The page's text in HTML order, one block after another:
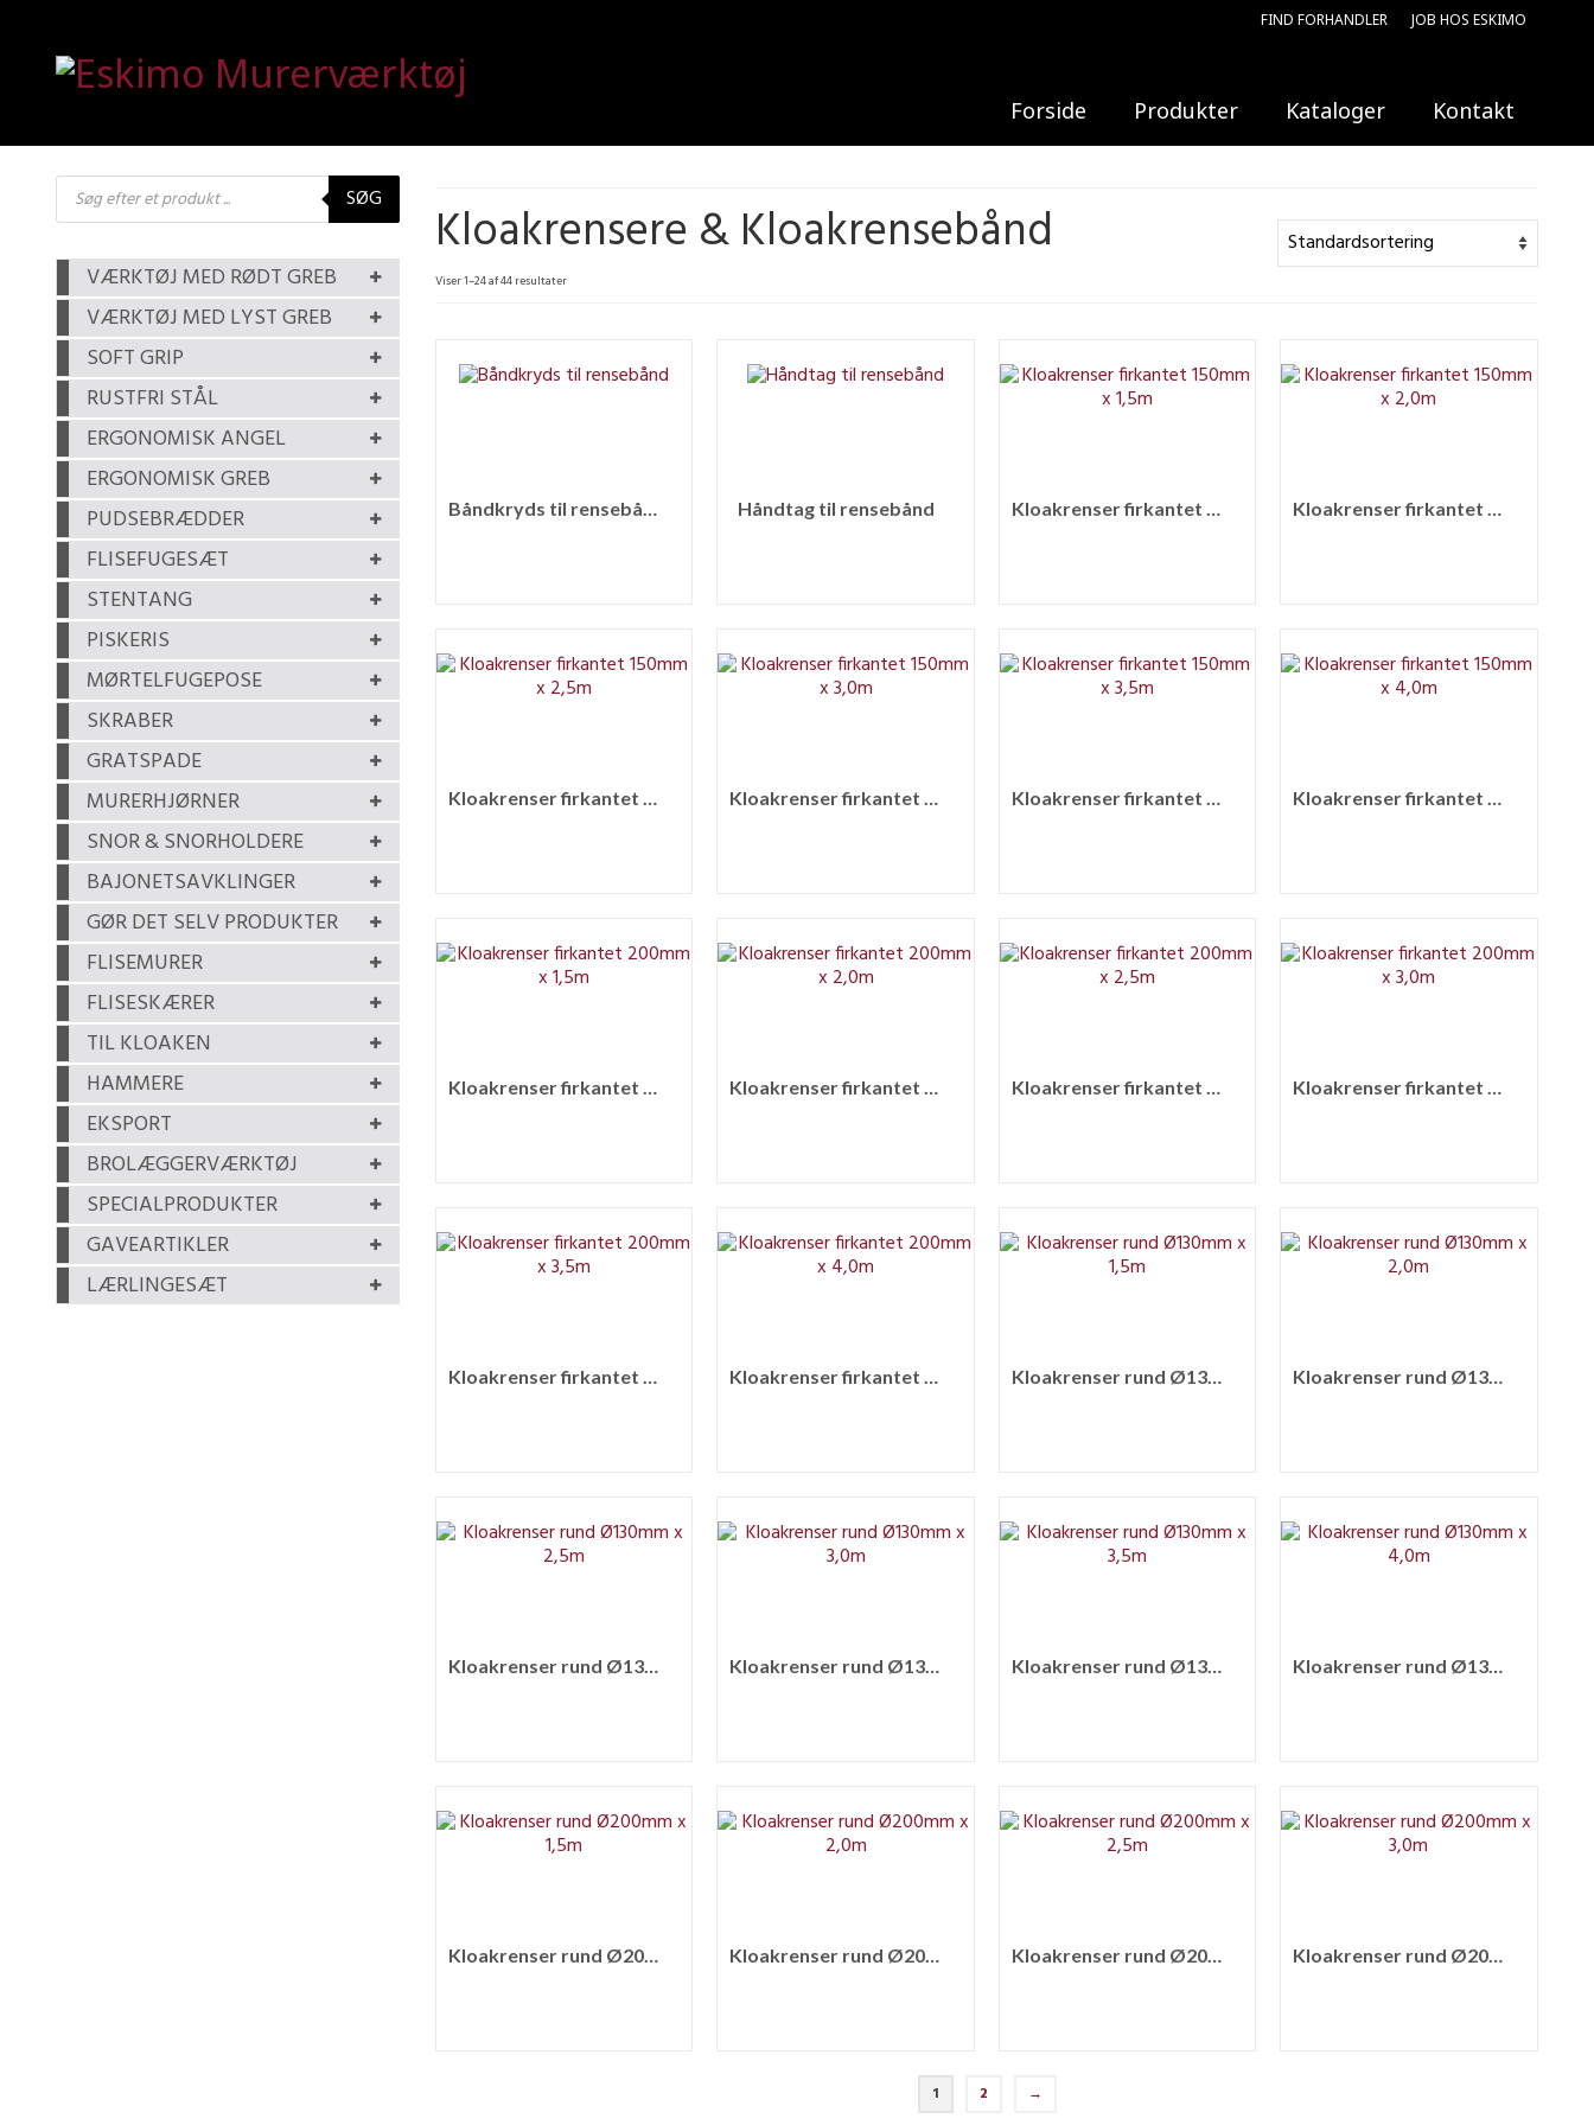
FIND FORHANDLER JOB HOS ESKIMO
Forside Produkter Kataloger Kontakt
Kloakrensere & Kloakrensebånd
Viser 1–24 af 44 resultater
Båndkryds til rensebånd Håndtag til rensebånd Kloakrenser firkantet 150mm x 1,5m Kloakrenser firkantet 150mm x 2,0m
Kloakrenser firkantet 150mm x 2,5m Kloakrenser firkantet 150mm x 3,0m Kloakrenser firkantet 150mm x 3,5m Kloakrenser firkantet 150mm x 4,0m
Kloakrenser firkantet 200mm x 1,5m Kloakrenser firkantet 200mm x 2,0m Kloakrenser firkantet 200mm x 2,5m Kloakrenser firkantet 200mm x 3,0m
Kloakrenser firkantet 200mm x 3,5m Kloakrenser firkantet 200mm x 4,0m Kloakrenser rund Ø130mm x 1,5m Kloakrenser rund Ø130mm x 2,0m
Kloakrenser rund Ø130mm x 2,5m Kloakrenser rund Ø130mm x 3,0m Kloakrenser rund Ø130mm x 3,5m Kloakrenser rund Ø130mm x 4,0m
Kloakrenser rund Ø200mm x 1,5m Kloakrenser rund Ø200mm x 2,0m Kloakrenser rund Ø200mm x 2,5m Kloakrenser rund Ø200mm x 3,0m
1 2 →
Products
search SØG
VÆRKTØJ MED RØDT GREB
VÆRKTØJ MED LYST GREB
SOFT GRIP
RUSTFRI STÅL
ERGONOMISK ANGEL
ERGONOMISK GREB
PUDSEBRÆDDER
FLISEFUGESÆT
STENTANG
PISKERIS
MØRTELFUGEPOSE
SKRABER
GRATSPADE
MURERHJØRNER
SNOR & SNORHOLDERE
BAJONETSAVKLINGER
GØR DET SELV PRODUKTER
FLISEMURER
FLISESKÆRER
TIL KLOAKEN
HAMMERE
EKSPORT
BROLÆGGERVÆRKTØJ
SPECIALPRODUKTER
GAVEARTIKLER
LÆRLINGESÆT